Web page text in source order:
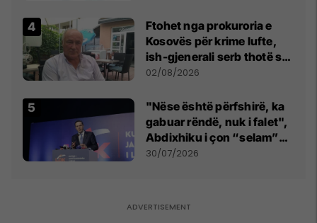
Ftohet nga prokuroria e
Kosovës për krime lufte,
ish-gjenerali serb thotë se
dikush e tradhtoi në
02/08/2026
"Nëse është përfshirë, ka
gabuar rëndë, nuk i falet",
Abdixhiku i çon “selam”
Përparim Ramës
30/07/2026